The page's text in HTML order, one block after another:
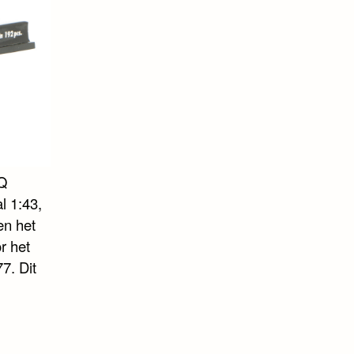
1:43,
het
het
Dit